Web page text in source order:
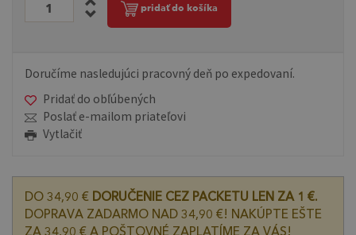
pridať do košíka
Doručíme nasledujúci pracovný deň po expedovaní.
Pridať do obľúbených
Poslať e-mailom priateľovi
Vytlačiť
DO 34,90 € DORUČENIE CEZ PACKETU LEN ZA 1 €.
DOPRAVA ZADARMO NAD 34,90 €! NAKÚPTE EŠTE
ZA 34,90 € A POŠTOVNÉ ZAPLATÍME ZA VÁS!